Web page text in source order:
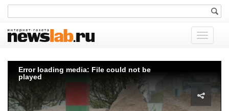
Показать
меню
Error loading media: File could not be
played